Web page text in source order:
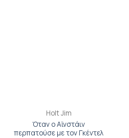
Holt Jim
Όταν ο Αϊνστάιν
περπατούσε με τον Γκέντελ